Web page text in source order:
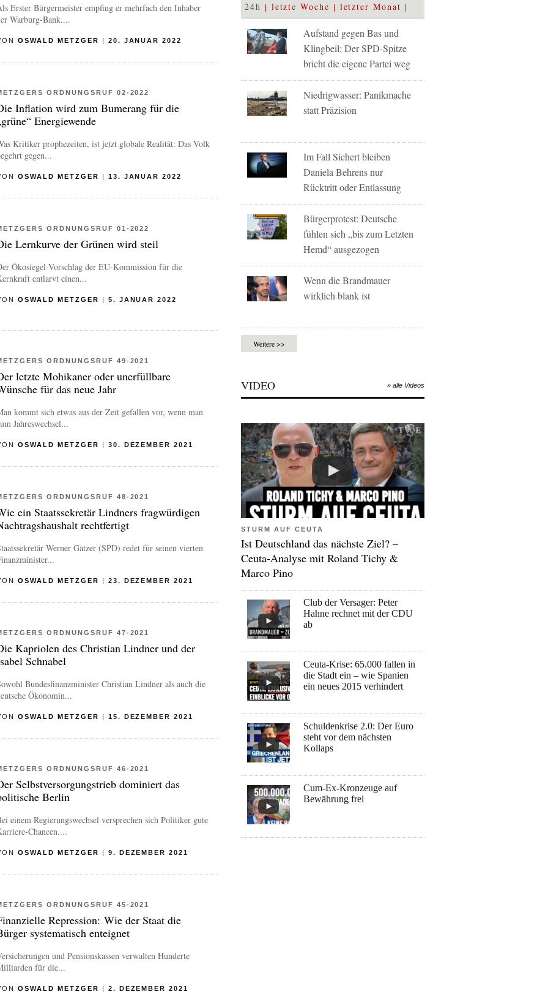
Erster Bürgermeister empfing er mehrfach den Inhaber
Warburg-Bank....
OSWALD METZGER | 20. JANUAR 2022
ORDNUNGSRUF 02-2022
Inflation wird zum Bumerang für die
Energiewende
Kritiker prophezeiten, ist jetzt globale Realität: Das Volk
gegen...
OSWALD METZGER | 13. JANUAR 2022
ORDNUNGSRUF 01-2022
Lernkurve der Grünen wird steil
Ökosiegel-Vorschlag der EU-Kommission für die
entlarvt einen...
OSWALD METZGER | 5. JANUAR 2022
ORDNUNGSRUF 49-2021
letzte Mohikaner oder unerfüllbare
für das neue Jahr
kommt sich etwas aus der Zeit gefallen vor, wenn man
Jahreswechsel...
OSWALD METZGER | 30. DEZEMBER 2021
ORDNUNGSRUF 48-2021
ein Staatssekretär Lindners fragwürdigen
rechtfertigt
Werner Gatzer (SPD) redet für seinen vierten
OSWALD METZGER | 23. DEZEMBER 2021
ORDNUNGSRUF 47-2021
Kapriolen des Christian Lindner und der
Schnabel
Bundesfinanzminister Christian Lindner als auch die
Ökonomin...
OSWALD METZGER | 15. DEZEMBER 2021
ORDNUNGSRUF 46-2021
Selbstversorgungstrieb dominiert das
Berlin
einem Regierungswechsel versprechen sich Politiker gute
Chancen....
OSWALD METZGER | 9. DEZEMBER 2021
ORDNUNGSRUF 45-2021
Repression: Wie der Staat die
systematisch enteignet
und Pensionskassen verwalten Hunderte
für die...
OSWALD METZGER | 2. DEZEMBER 2021
24h letzte Woche letzter Monat
Aufstand gegen Bas und
Klingbeil: Der SPD-Spitze
bricht die eigene Partei weg
Niedrigwasser: Panikmache
statt Präzision
Im Fall Sichert bleiben
Daniela Behrens nur
Rücktritt oder Entlassung
Bürgerprotest: Deutsche
fühlen sich „bis zum Letzten
Hemd“ ausgezogen
Wenn die Brandmauer
wirklich blank ist
Weitere >>
VIDEO » alle Videos
STURM AUF CEUTA
Ist Deutschland das nächste Ziel? –
Ceuta-Analyse mit Roland Tichy &
Marco Pino
Club der Versager: Peter
Hahne rechnet mit der CDU
ab
Ceuta-Krise: 65.000 fallen in
die Stadt ein – wie Spanien
ein neues 2015 verhindert
Schuldenkrise 2.0: Der Euro
steht vor dem nächsten
Kollaps
Cum-Ex-Kronzeuge auf
Bewährung frei